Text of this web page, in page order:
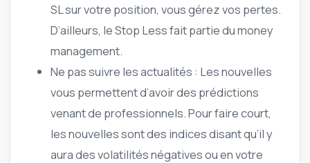
SL sur votre position, vous gérez vos pertes.
D’ailleurs, le Stop Less fait partie du money
management.
Ne pas suivre les actualités : Les nouvelles
vous permettent d’avoir des prédictions
venant de professionnels. Pour faire court,
les nouvelles sont des indices disant qu’il y
aura des volatilités négatives ou en votre